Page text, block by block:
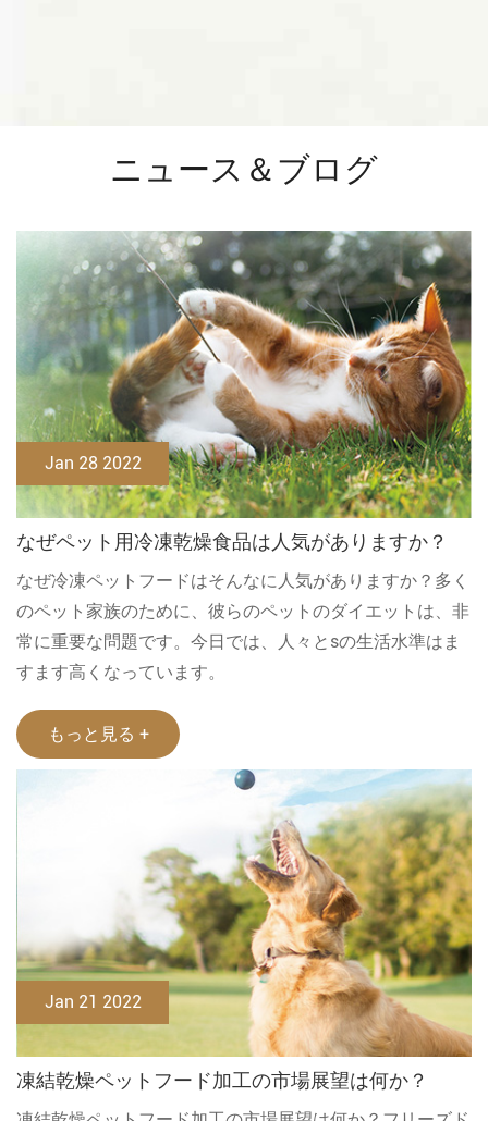
ニュース＆ブログ
Jan 28 2022
なぜペット用冷凍乾燥食品は人気がありますか？
なぜ冷凍ペットフードはそんなに人気がありますか？多く
のペット家族のために、彼らのペットのダイエットは、非
常に重要な問題です。今日では、人々とsの生活水準はま
すます高くなっています。
もっと見る +
Jan 21 2022
凍結乾燥ペットフード加工の市場展望は何か？